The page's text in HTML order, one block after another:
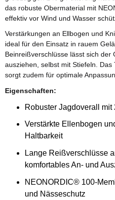
das robuste Obermaterial mit
effektiv vor Wind und Wasser
Verstärkungen an Ellbogen und
ideal für den Einsatz in rauem
Beinreißverschlüsse lässt sich der
ausziehen, selbst mit Stiefeln.
sorgt zudem für optimale
Eigenschaften:
Robuster Jagdoverall mit
Verstärkte Ellenbogen
Haltbarkeit
Lange Reißverschlüsse
komfortables An- und
NEONORDIC® 100-
und Nässeschutz